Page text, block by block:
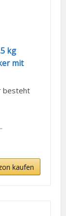
kg
mit
besteht
kaufen